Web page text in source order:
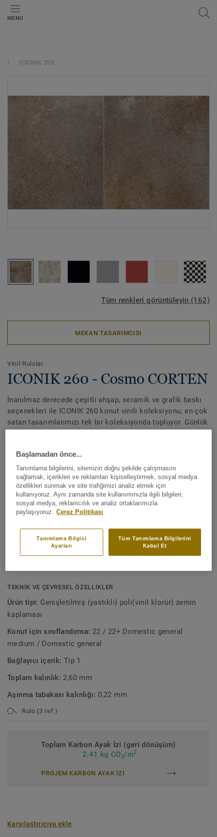
MENU
ICONIK 260
Tüm renkleri görüntüleyin (162)
MEKAN TASARIMCISI
Vinil Rulolar
ICONIK 260 - Cosmo CORTEN
İnanılmaz derecede çeşitli ahşap, seramik ve grafik baskı
seçenekleri ile ICONIK 260 konut vinili koleksiyonu, en çok
satan tasarımlarımızı tek bir koleksiyonda topluyor. Günlük
odaları, mutfaklar ve hatta banyolar dahil olmak üzere
evinizdeki tüm odalar için ideal bir zemin kaplama
çözümüdür. Extreme Protection yüzey işlemimizle
zemininizin temiz ve güzel tutulması kolaydır.
ANA ÖZELLİKLER
En çok satan farklı tasarım çeşitleri
Konfor veren his
0.22 mm aşınma tabakası ile 2.6 mm kalınlık
Mükemmel derecede 16 dB ses azaltımı
Çizilmelere ve lekelere karşı ekstra dayanıklı
TEKNIK VE ÇEVRESEL ÖZELLIKLER
Ürün tipi: Genişletilmiş (yastıklı) poli(vinil klorür) zemin
kaplaması
Konut için sınıflandırma: 22 / 22+ Domestic general
medium / Domestic general
Bağlayıcı içerik: Tip 1
Toplam kalınlık: 2,60 mm
Aşınma tabakası kalınlığı: 0,22 mm
Rulo (3 ref.)
Toplam Karbon Ayak İzi (geri dönüşüm)
2.41 kg CO2/m2
PROJEM KARBON AYAK IZI
Karşılaştırıcıya ekle
Başlamadan önce...
Tanımlama bilgilerini; sitemizin doğru şekilde çalışmasını
sağlamak, içerikleri ve reklamları kişiselleştirmek, sosyal medya
özellikleri sunmak ve site trafiğimizi analiz etmek için
kullanıyoruz. Aynı zamanda site kullanımınızla ilgili bilgileri;
sosyal medya, reklamcılık ve analiz ortaklarımızla
paylaşıyoruz. Çerez Politikası
Tüm Tanımlama Bilgilerini
Kabul Et
Tanımlama Bilgisi
Ayarları